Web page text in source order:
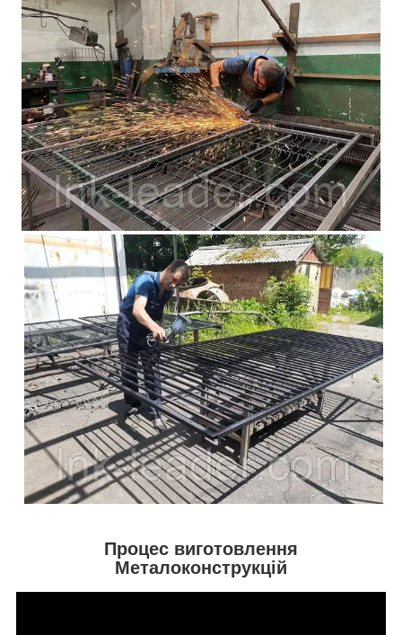
Процес виготовлення
Металоконструкцій